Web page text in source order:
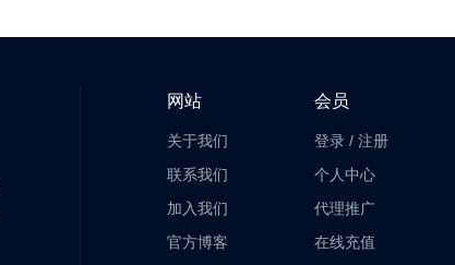
网站
关于我们
联系我们
加入我们
官方博客
会员
登录 /注册
个人中心
代理推广
在线充值